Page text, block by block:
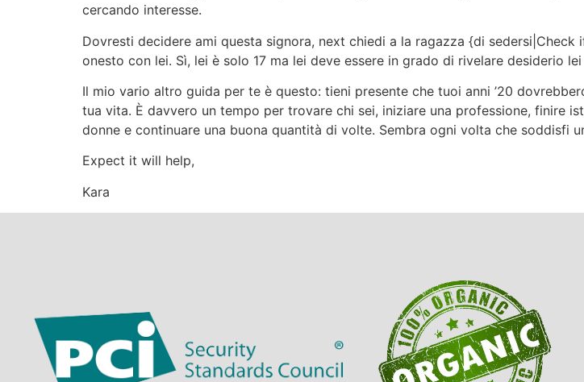
cercando interesse.
Dovresti decidere ami questa signora, next chiedi a la ragazza {di
onesto con lei. Sì, lei è solo 17 ma lei deve essere in grado di rivelare desiderio
Il mio vario altro guida per te è questo: tieni presente che tuoi anni ’20
tua vita. È davvero un tempo per trovare chi sei, iniziare una professione, finire
donne e continuare una buona quantità di volte. Sembra ogni volta che soddisfi
Expect it will help,
Kara